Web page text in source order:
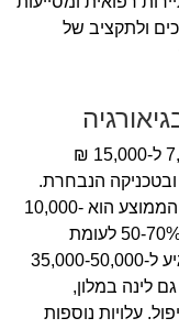
ולתקציב של
מחיר השתלת שיער בגיאורגיה נע בין 7,000 ל-15,000 ₪
הנבחרת.
עבור השתלה של כ-3,000 זקיקים, המחיר הממוצע הוא 10,000-
12,000 ₪. מדובר בחיסכון משמעותי של 50-70% לעומת
מחירים בישראל, שבה אותו הליך יכול להגיע ל-35,000-50,000
לינה במלון,
עלויות נוספות